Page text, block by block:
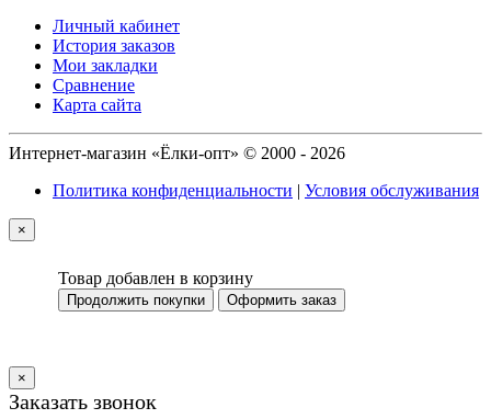
Личный кабинет
История заказов
Мои закладки
Сравнение
Карта сайта
Интернет-магазин «Ёлки-опт» © 2000 - 2026
Политика конфиденциальности | Условия обслуживания
×
Товар добавлен в корзину
Продолжить покупки Оформить заказ
×
Заказать звонок